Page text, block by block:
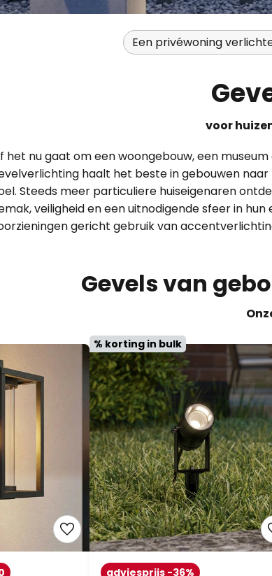
Een privéwoning
voor
het nu gaat om een woongebouw, een
haalt het beste in gebouwen
Steeds meer particuliere huiseigenaren
veiligheid en een uitnodigende sfeer in
gericht gebruik van
Gevels van
% korting in bulk
adviesprijs -36%